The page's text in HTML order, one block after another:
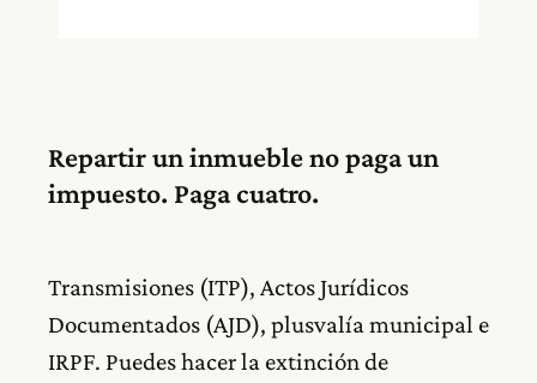
Repartir un inmueble no paga un
impuesto. Paga cuatro.
Transmisiones (ITP), Actos Jurídicos
Documentados (AJD), plusvalía municipal e
IRPF. Puedes hacer la extinción de